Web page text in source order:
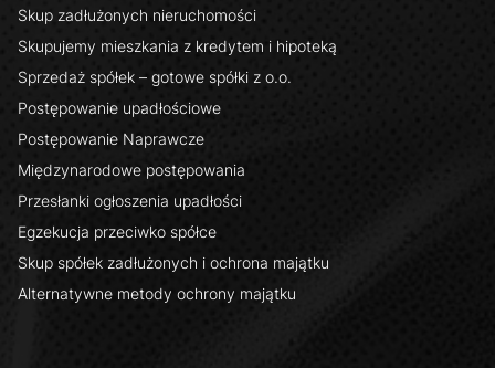
Skup zadłużonych nieruchomości
Skupujemy mieszkania z kredytem i hipoteką
Sprzedaż spółek – gotowe spółki z o.o.
Postępowanie upadłościowe
Postępowanie Naprawcze
Międzynarodowe postępowania
Przesłanki ogłoszenia upadłości
Egzekucja przeciwko spółce
Skup spółek zadłużonych i ochrona majątku
Alternatywne metody ochrony majątku